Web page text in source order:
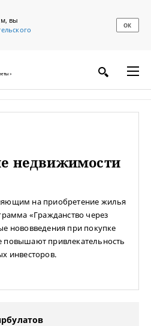
вы
ОК
недвижимости
на приобретение жилья
«Гражданство через
нововведения при покупке
повышают привлекательность
инвесторов.